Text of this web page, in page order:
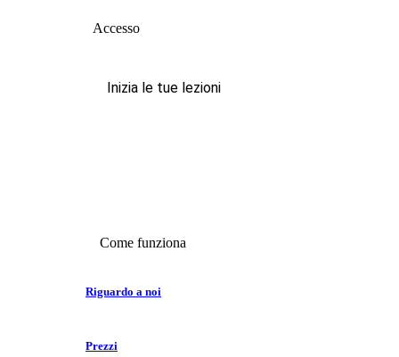
Accesso
Inizia le tue lezioni
Come funziona
Riguardo a noi
Prezzi